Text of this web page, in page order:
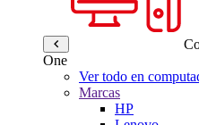
One
Ver todo en
Marcas
HP